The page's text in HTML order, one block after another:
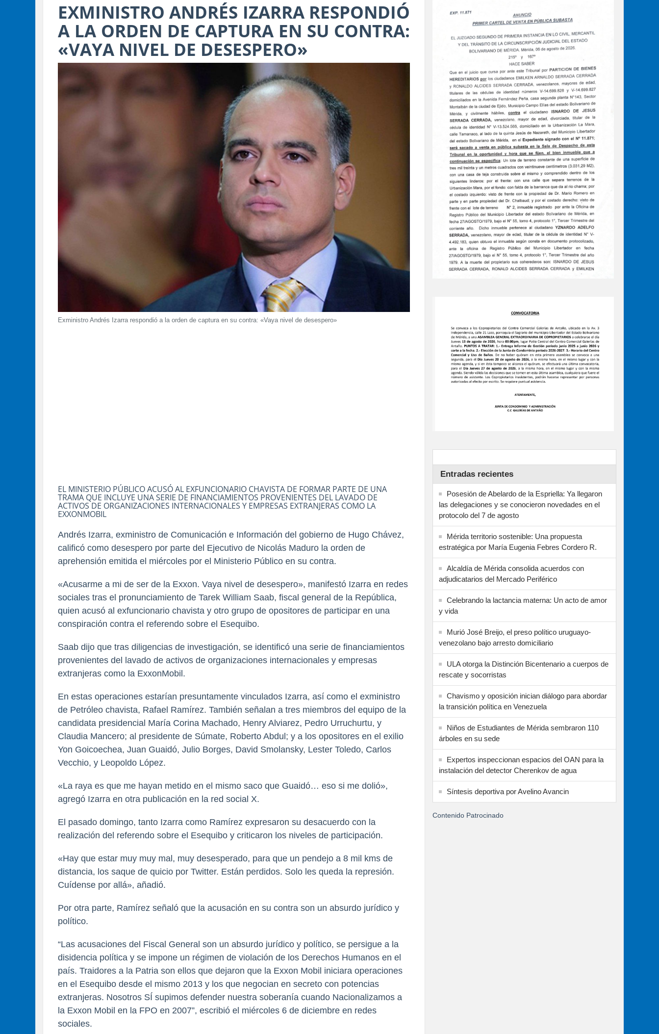
EXMINISTRO ANDRÉS IZARRA RESPONDIÓ
A LA ORDEN DE CAPTURA EN SU CONTRA:
«VAYA NIVEL DE DESESPERO»
Exministro Andrés Izarra respondió a la orden de captura en su contra: «Vaya nivel de desespero»
EL MINISTERIO PÚBLICO ACUSÓ AL EXFUNCIONARIO CHAVISTA DE FORMAR PARTE DE UNA
TRAMA QUE INCLUYE UNA SERIE DE FINANCIAMIENTOS PROVENIENTES DEL LAVADO DE
ACTIVOS DE ORGANIZACIONES INTERNACIONALES Y EMPRESAS EXTRANJERAS COMO LA
EXXONMOBIL
Andrés Izarra, exministro de Comunicación e Información del gobierno de Hugo Chávez,
calificó como desespero por parte del Ejecutivo de Nicolás Maduro la orden de
aprehensión emitida el miércoles por el Ministerio Público en su contra.
«Acusarme a mi de ser de la Exxon. Vaya nivel de desespero», manifestó Izarra en redes
sociales tras el pronunciamiento de Tarek William Saab, fiscal general de la República,
quien acusó al exfuncionario chavista y otro grupo de opositores de participar en una
conspiración contra el referendo sobre el Esequibo.
Saab dijo que tras diligencias de investigación, se identificó una serie de financiamientos
provenientes del lavado de activos de organizaciones internacionales y empresas
extranjeras como la ExxonMobil.
En estas operaciones estarían presuntamente vinculados Izarra, así como el exministro
de Petróleo chavista, Rafael Ramírez. También señalan a tres miembros del equipo de la
candidata presidencial María Corina Machado, Henry Alviarez, Pedro Urruchurtu, y
Claudia Mancero; al presidente de Súmate, Roberto Abdul; y a los opositores en el exilio
Yon Goicoechea, Juan Guaidó, Julio Borges, David Smolansky, Lester Toledo, Carlos
Vecchio, y Leopoldo López.
«La raya es que me hayan metido en el mismo saco que Guaidó… eso si me dolió»,
agregó Izarra en otra publicación en la red social X.
El pasado domingo, tanto Izarra como Ramírez expresaron su desacuerdo con la
realización del referendo sobre el Esequibo y criticaron los niveles de participación.
«Hay que estar muy muy mal, muy desesperado, para que un pendejo a 8 mil kms de
distancia, los saque de quicio por Twitter. Están perdidos. Solo les queda la represión.
Cuídense por allá», añadió.
Por otra parte, Ramírez señaló que la acusación en su contra son un absurdo jurídico y
político.
“Las acusaciones del Fiscal General son un absurdo jurídico y político, se persigue a la
disidencia política y se impone un régimen de violación de los Derechos Humanos en el
país. Traidores a la Patria son ellos que dejaron que la Exxon Mobil iniciara operaciones
en el Esequibo desde el mismo 2013 y los que negocian en secreto con potencias
extranjeras. Nosotros SÍ supimos defender nuestra soberanía cuando Nacionalizamos a
la Exxon Mobil en la FPO en 2007”, escribió el miércoles 6 de diciembre en redes
sociales.
Entradas recientes
Posesión de Abelardo de la Espriella: Ya llegaron
las delegaciones y se conocieron novedades en el
protocolo del 7 de agosto
Mérida territorio sostenible: Una propuesta
estratégica por María Eugenia Febres Cordero R.
Alcaldía de Mérida consolida acuerdos con
adjudicatarios del Mercado Periférico
Celebrando la lactancia materna: Un acto de amor
y vida
Murió José Breijo, el preso político uruguayo-
venezolano bajo arresto domiciliario
ULA otorga la Distinción Bicentenario a cuerpos de
rescate y socorristas
Chavismo y oposición inician diálogo para abordar
la transición política en Venezuela
Niños de Estudiantes de Mérida sembraron 110
árboles en su sede
Expertos inspeccionan espacios del OAN para la
instalación del detector Cherenkov de agua
Síntesis deportiva por Avelino Avancin
Contenido Patrocinado